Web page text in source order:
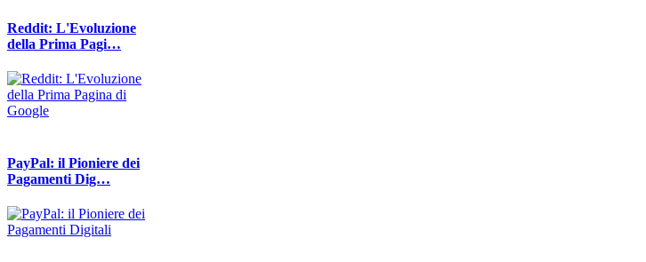
Reddit: L'Evoluzione
della Prima Pagi…
PayPal: il Pioniere dei
Pagamenti Dig…